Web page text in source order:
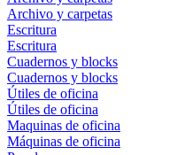
Archivo y carpetas
Escritura
Escritura
Cuadernos y blocks
Cuadernos y blocks
Útiles de oficina
Útiles de oficina
Maquinas de oficina
Máquinas de oficina